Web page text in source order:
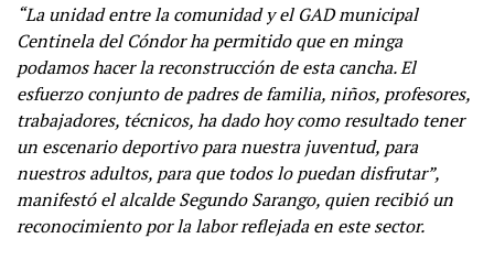
“La unidad entre la comunidad y el GAD municipal
Centinela del Cóndor ha permitido que en minga
podamos hacer la reconstrucción de esta cancha. El
esfuerzo conjunto de padres de familia, niños, profesores,
trabajadores, técnicos, ha dado hoy como resultado tener
un escenario deportivo para nuestra juventud, para
nuestros adultos, para que todos lo puedan disfrutar”,
manifestó el alcalde Segundo Sarango, quien recibió un
reconocimiento por la labor reflejada en este sector.